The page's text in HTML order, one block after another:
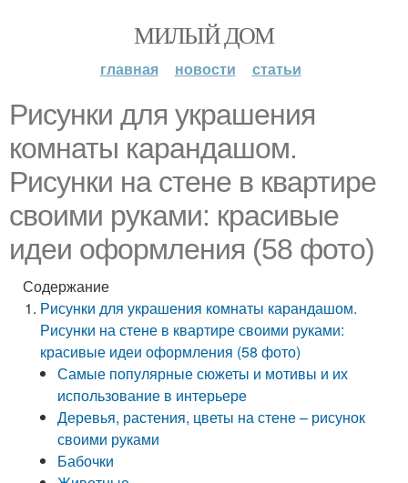
МИЛЫЙ ДОМ
главная новости статьи
Рисунки для украшения
комнаты карандашом.
Рисунки на стене в квартире
своими руками: красивые
идеи оформления (58 фото)
Содержание
Рисунки для украшения комнаты карандашом.
Рисунки на стене в квартире своими руками:
красивые идеи оформления (58 фото)
Самые популярные сюжеты и мотивы и их
использование в интерьере
Деревья, растения, цветы на стене – рисунок
своими руками
Бабочки